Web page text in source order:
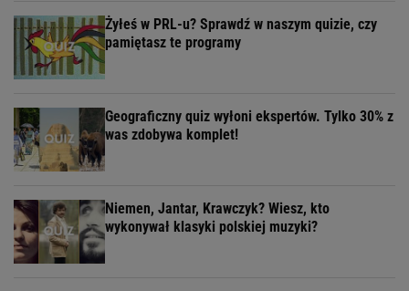
Żyłeś w PRL-u? Sprawdź w naszym quizie, czy
pamiętasz te programy
Geograficzny quiz wyłoni ekspertów. Tylko 30% z
was zdobywa komplet!
Niemen, Jantar, Krawczyk? Wiesz, kto
wykonywał klasyki polskiej muzyki?